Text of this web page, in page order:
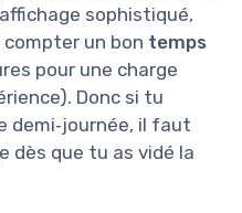
sophistiqué,
un bon temps
pour une charge
Donc si tu
demi‑journée, il faut
dès que tu as vidé la